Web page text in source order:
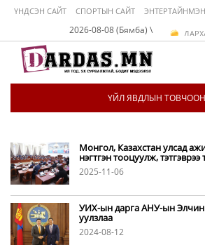
ҮНДСЭН САЙТ СПОРТЫН САЙТ
2026-08-08 (Бямба) \
ҮЙЛ ЯВДЛЫН ТОВЧООН
Монгол, Казахстан улсад
нэгтгэн тооцуулж,
2025-11-06
УИХ-ын дарга АНУ-ын Элчин
уулзлаа
2024-08-12